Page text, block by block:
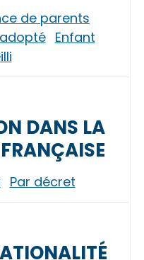
de parents
Enfant
DANS LA
Par décret